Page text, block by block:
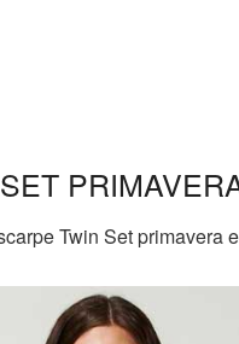
Twin Set primavera